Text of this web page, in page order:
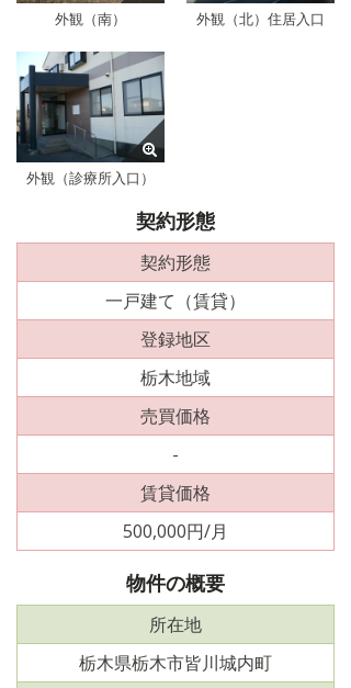
外観（南） 外観（北）住居入口
外観（診療所入口）
契約形態
契約形態
一戸建て（賃貸）
登録地区
栃木地域
売買価格
-
賃貸価格
500,000円/月
物件の概要
所在地
栃木県栃木市皆川城内町